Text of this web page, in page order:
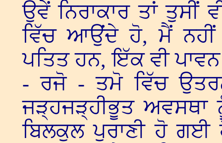
ਉਵੇਂ ਨਿਰਾਕਾਰ ਤਾਂ
ਵਿੱਚ ਆਉਂਦੇ ਹੋ, ਮੈਂ
ਪਤਿਤ ਹਨ, ਇੱਕ ਵੀ
- ਰਜੋ - ਤਮੋ ਵਿੱਚ
ਜੜ੍ਹਜੜ੍ਹੀਭੂਤ
ਬਿਲਕੁਲ ਪੁਰਾਣੀ ਹੋ ਗਈ